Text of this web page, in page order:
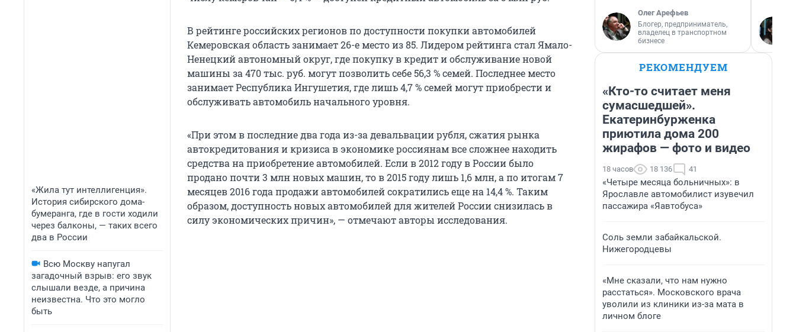
«Жила тут интеллигенция».
История сибирского дома-
бумеранга, где в гости ходили
через балконы, — таких всего
два в России
Всю Москву напугал
загадочный взрыв: его звук
слышали везде, а причина
неизвестна. Что это могло
быть
В рейтинге российских регионов по доступности покупки автомобилей
Кемеровская область занимает 26-е место из 85. Лидером рейтинга стал Ямало-
Ненецкий автономный округ, где покупку в кредит и обслуживание новой
машины за 470 тыс. руб. могут позволить себе 56,3 % семей. Последнее место
занимает Республика Ингушетия, где лишь 4,7 % семей могут приобрести и
обслуживать автомобиль начального уровня.
«При этом в последние два года из-за девальвации рубля, сжатия рынка
автокредитования и кризиса в экономике россиянам все сложнее находить
средства на приобретение автомобилей. Если в 2012 году в России было
продано почти 3 млн новых машин, то в 2015 году лишь 1,6 млн, а по итогам 7
месяцев 2016 года продажи автомобилей сократились еще на 14,4 %. Таким
образом, доступность новых автомобилей для жителей России снизилась в
силу экономических причин», — отмечают авторы исследования.
Олег Арефьев
Блогер, предприниматель,
владелец в транспортном
бизнесе
РЕКОМЕНДУЕМ
«Кто-то считает меня
сумасшедшей».
Екатеринбурженка
приютила дома 200
жирафов — фото и видео
18 часов 18 136 41
«Четыре месяца больничных»: в
Ярославле автомобилист изувечил
пассажира «Яавтобуса»
Соль земли забайкальской.
Нижегородцевы
«Мне сказали, что нам нужно
расстаться». Московского врача
уволили из клиники из-за мата в
личном блоге